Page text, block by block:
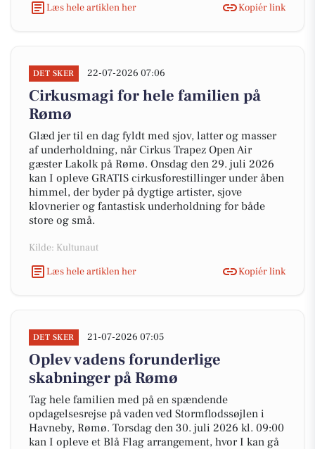
Læs hele artiklen her
Kopiér link
DET SKER 22-07-2026 07:06
Cirkusmagi for hele familien på
Rømø
Glæd jer til en dag fyldt med sjov, latter og masser
af underholdning, når Cirkus Trapez Open Air
gæster Lakolk på Rømø. Onsdag den 29. juli 2026
kan I opleve GRATIS cirkusforestillinger under åben
himmel, der byder på dygtige artister, sjove
klovnerier og fantastisk underholdning for både
store og små.
Kilde: Kultunaut
Læs hele artiklen her
Kopiér link
DET SKER 21-07-2026 07:05
Oplev vadens forunderlige
skabninger på Rømø
Tag hele familien med på en spændende
opdagelsesrejse på vaden ved Stormflodssøjlen i
Havneby, Rømø. Torsdag den 30. juli 2026 kl. 09:00
kan I opleve et Blå Flag arrangement, hvor I kan gå